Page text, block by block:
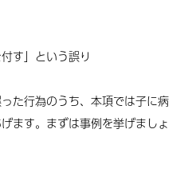
す」という誤り
た行為のうち、本項では子に病
ます。まずは事例を挙げましょ